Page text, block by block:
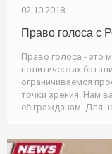
02.10.2018
Право голоса с
Право голоса - это
политических
ограничиваемся
точки зрения. Нам
её гражданам. Для